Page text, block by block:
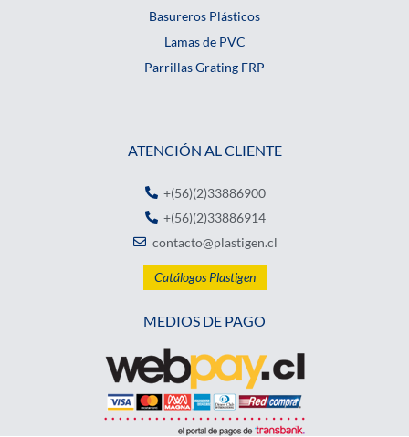
Basureros Plásticos
Lamas de PVC
Parrillas Grating FRP
ATENCIÓN AL CLIENTE
+(56)(2)33886900
+(56)(2)33886914
contacto@plastigen.cl
Catálogos Plastigen
MEDIOS DE PAGO